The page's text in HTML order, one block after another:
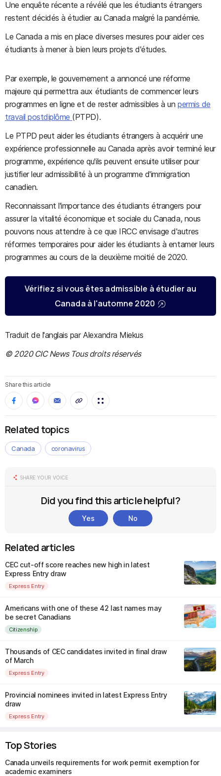
Une enquête récente a révélé que les étudiants étrangers
restent décidés à étudier au Canada malgré la pandémie.
Le Canada a mis en place diverses mesures pour aider ces
étudiants à mener à bien leurs projets d'études.
Par exemple, le gouvernement a annoncé une réforme
majeure qui permettra aux étudiants de commencer leurs
programmes en ligne et de rester admissibles à un permis de
travail postdiplôme (PTPD).
Le PTPD peut aider les étudiants étrangers à acquérir une
expérience professionnelle au Canada après avoir terminé leur
programme, expérience qu'ils peuvent ensuite utiliser pour
justifier leur admissibilité à un programme d'immigration
canadien.
Reconnaissant l'importance des étudiants étrangers pour
assurer la vitalité économique et sociale du Canada, nous
pouvons nous attendre à ce que IRCC envisage d'autres
réformes temporaires pour aider les étudiants à entamer leurs
programmes au cours de la deuxième moitié de 2020.
Vérifiez si vous êtes admissible à étudier au
Canada à l'automne 2020
Traduit de l'anglais par Alexandra Miekus
© 2020 CIC News Tous droits réservés
Share this article
Related topics
Canada coronavirus
SHARE YOUR VOICE
Did you find this article helpful?
Yes No
Related articles
CEC cut-off score reaches new high in latest
Express Entry draw
Express Entry
Americans with one of these 42 last names may
be secret Canadians
Citizenship
Thousands of CEC candidates invited in final draw
of March
Express Entry
Provincial nominees invited in latest Express Entry
draw
Express Entry
Top Stories
Canada unveils requirements for work permit exemption for
academic examiners